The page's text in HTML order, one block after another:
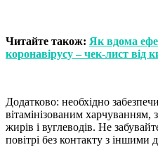
Читайте також: Як вдома
коронавірусу – чек-лист від
Додатково: необхідно
вітамінізованим харчуванням,
жирів і вуглеводів. Не
повітрі без контакту з іншими